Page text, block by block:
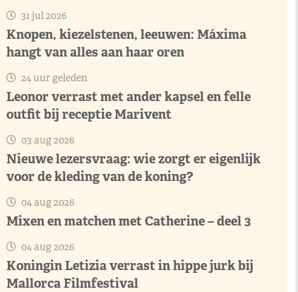
31 jul 2026
Knopen, kiezelstenen, leeuwen: Máxima
hangt van alles aan haar oren
24 uur geleden
Leonor verrast met ander kapsel en felle
outfit bij receptie Marivent
03 aug 2026
Nieuwe lezersvraag: wie zorgt er eigenlijk
voor de kleding van de koning?
04 aug 2026
Mixen en matchen met Catherine – deel 3
04 aug 2026
Koningin Letizia verrast in hippe jurk bij
Mallorca Filmfestival